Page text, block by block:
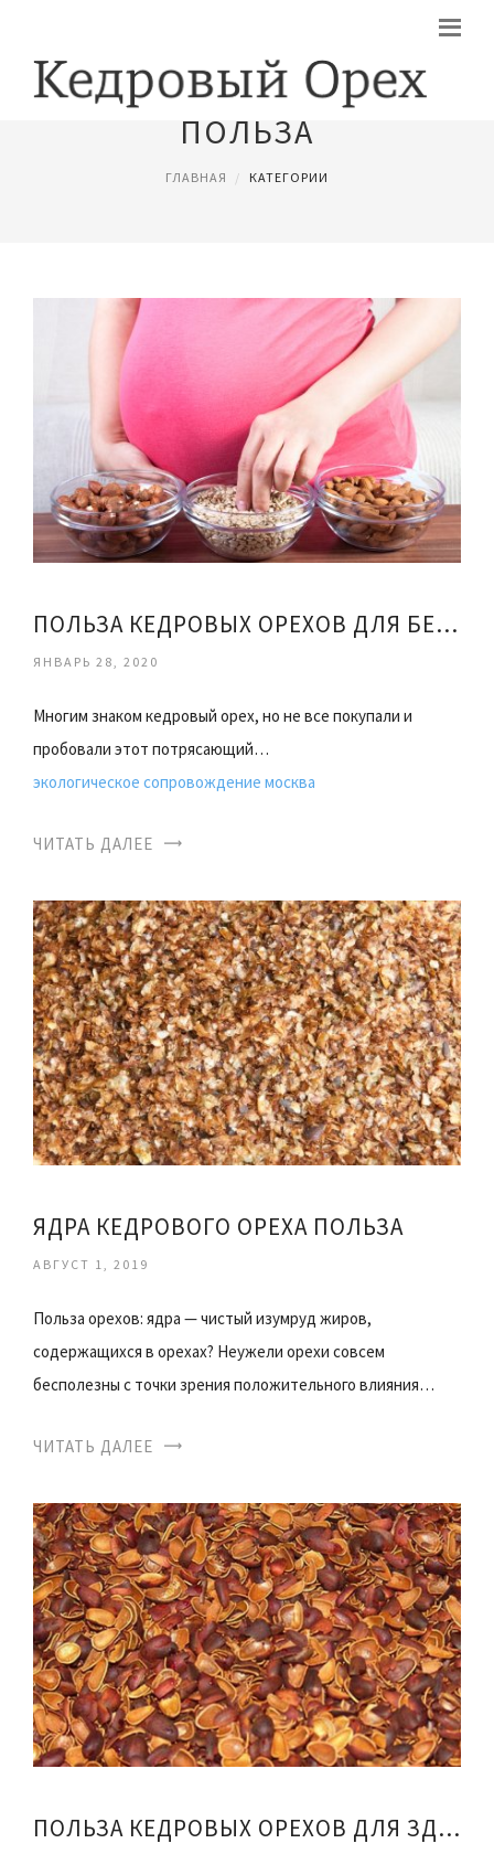
ПОЛЬЗА
ГЛАВНАЯ КАТЕГОРИИ
ПОЛЬЗА КЕДРОВЫХ ОРЕХОВ ДЛЯ БЕРЕМЕННЫХ ЖЕНЩИН
ЯНВАРЬ 28, 2020
Многим знаком кедровый орех, но не все покупали и
пробовали этот потрясающий…
экологическое сопровождение москва
ЧИТАТЬ ДАЛЕЕ
ЯДРА КЕДРОВОГО ОРЕХА ПОЛЬЗА
АВГУСТ 1, 2019
Польза орехов: ядра — чистый изумруд жиров,
содержащихся в орехах? Неужели орехи совсем
бесполезны с точки зрения положительного влияния…
ЧИТАТЬ ДАЛЕЕ
ПОЛЬЗА КЕДРОВЫХ ОРЕХОВ ДЛЯ ЗДОРОВЬЯ